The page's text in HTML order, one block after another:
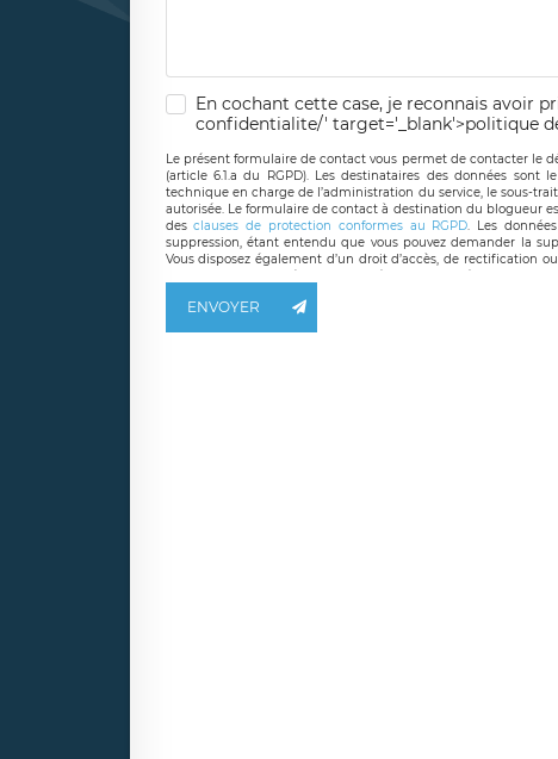
En cochant cette case, je reconnais avoir
confidentialite/' target='_blank'>politique
Le présent formulaire de contact vous permet de contacter le
(article 6.1.a du RGPD). Les destinataires des données
technique en charge de l’administration du service, le sous-
autorisée. Le formulaire de contact à destination du blogueur
desclauses de protection conformes au RGPD. Les
suppression, étant entendu que vous pouvez demander la
Vous disposez également d’un droit d’accès, de rectification
responsable de traitement est la société
ENVOYER